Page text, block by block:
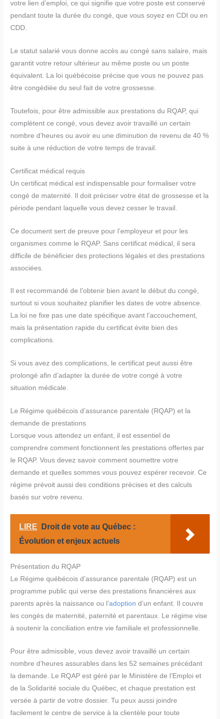
votre lien d’emploi, ce qui signifie que votre poste est conservé
pendant toute la durée du congé, que vous soyez en CDI ou en
CDD.
Le statut salarié vous donne accès au congé sans salaire, mais
garantit votre retour ultérieur au même poste ou un poste
équivalent. La loi québécoise précise que vous ne pouvez pas
être congédiée du seul fait de votre grossesse.
Toutefois, pour être admissible aux prestations du RQAP, qui
complètent ce congé, vous devez avoir travaillé un certain
nombre d’heures ou avoir eu une diminution de revenu de 40 %
suite à une réduction de votre temps de travail.
Certificat médical requis
Un certificat médical est indispensable pour formaliser votre
congé de maternité. Il doit préciser votre état de grossesse et la
période pendant laquelle vous devez cesser le travail.
Ce document sert de preuve pour l’employeur et pour les
organismes comme le RQAP. Sans certificat médical, il sera
difficile de bénéficier des protections légales et des prestations
associées.
Il est recommandé de l’obtenir bien avant le début du congé,
surtout si vous souhaitez planifier les dates de votre absence.
La loi ne fixe pas une date spécifique avant l’accouchement,
mais la présentation rapide du certificat évite bien des
complications.
Si vous avez des complications, le certificat peut aussi être
prolongé afin d’adapter la durée de votre congé à votre
situation médicale.
Le Régime québécois d’assurance parentale (RQAP) et la
demande de prestations
Lorsque vous attendez un enfant, il est essentiel de
comprendre comment fonctionnent les prestations offertes par
le RQAP. Vous devez savoir comment soumettre votre
demande et quelles sommes vous pouvez espérer recevoir. Ce
régime prévoit aussi des conditions précises et des calculs
basés sur votre revenu.
LIRE
Droit de vote au Québec :
Évolution et enjeux actuels
Présentation du RQAP
Le Régime québécois d’assurance parentale (RQAP) est un
programme public qui verse des prestations financières aux
parents après la naissance ou l’adoption d’un enfant. Il couvre
les congés de maternité, paternité et parentaux. Le régime vise
à soutenir la conciliation entre vie familiale et professionnelle.
Pour être admissible, vous devez avoir travaillé un certain
nombre d’heures assurables dans les 52 semaines précédant
la demande. Le RQAP est géré par le Ministère de l’Emploi et
de la Solidarité sociale du Québec, et chaque prestation est
versée à partir de votre dossier. Tu peux aussi joindre
facilement le centre de service à la clientèle pour toute